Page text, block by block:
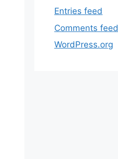
Entries feed
Comments feed
WordPress.org